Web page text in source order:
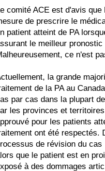
comité ACE est d'avis
de prescrire le
patient atteint de PA
le meilleur
ce n'est
la grande
de la PA au
par cas dans la plupart
les provinces et
pour les patients
ont été respectés.
de révision du
que le patient est en
à des dommages